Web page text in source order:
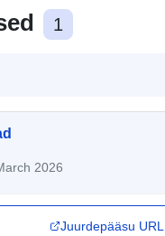
1
2026
Juurdepääsu URL